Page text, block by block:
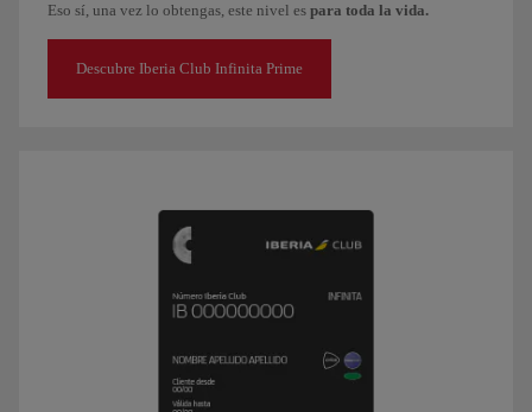
Eso sí, una vez lo obtengas, este nivel es para toda la vida.
Descubre Iberia Club Infinita Prime